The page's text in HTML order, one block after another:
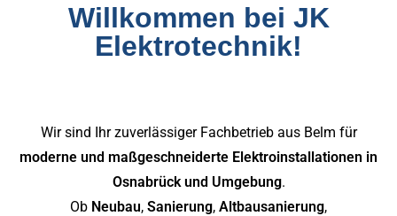
Willkommen bei JK
Elektrotechnik!
Wir sind Ihr zuverlässiger Fachbetrieb aus Belm für
moderne und maßgeschneiderte Elektroinstallationen in
Osnabrück und Umgebung.
Ob Neubau, Sanierung, Altbausanierung,